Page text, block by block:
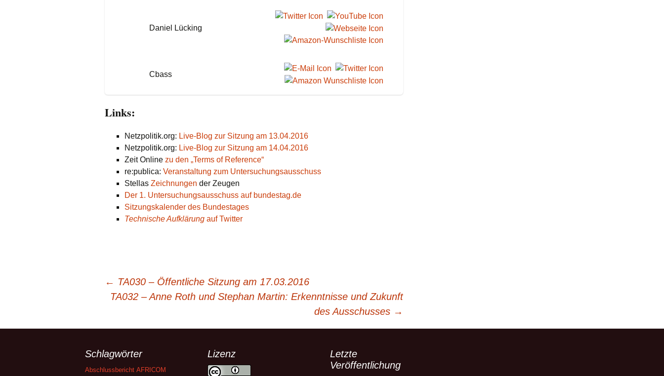
Daniel Lücking
Cbass
Links:
Netzpolitik.org: Live-Blog zur Sitzung am 13.04.2016
Netzpolitik.org: Live-Blog zur Sitzung am 14.04.2016
Zeit Online zu den „Terms of Reference“
re:publica: Veranstaltung zum Untersuchungsausschuss
Stellas Zeichnungen der Zeugen
Der 1. Untersuchungsausschuss auf bundestag.de
Sitzungskalender des Bundestages
Technische Aufklärung auf Twitter
Beitragsnavigation
← TA030 – Öffentliche Sitzung am 17.03.2016
TA032 – Anne Roth und Stephan Martin: Erkenntnisse und Zukunft
des Ausschusses →
Schlagwörter
Abschlussbericht AFRICOM
Lizenz
Letzte
Veröffentlichung